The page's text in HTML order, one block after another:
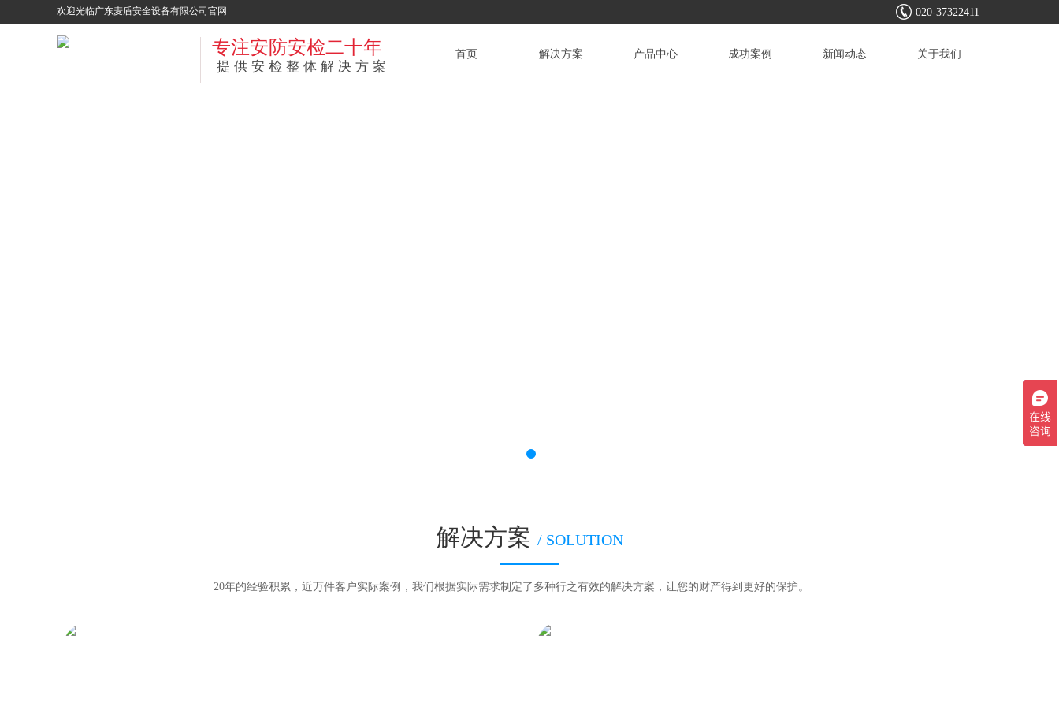
欢迎光临广东麦盾安全设备有限公司官网 020-37322411
专注安防安检二十年
提供安检整体解决方案
首页 解决方案 产品中心 成功案例 新闻动态 关于我们
解决方案 / SOLUTION
20年的经验积累，近万件客户实际案例，我们根据实际需求制定了多种行之有效的解决方案，让您的财产得到更好的保护。